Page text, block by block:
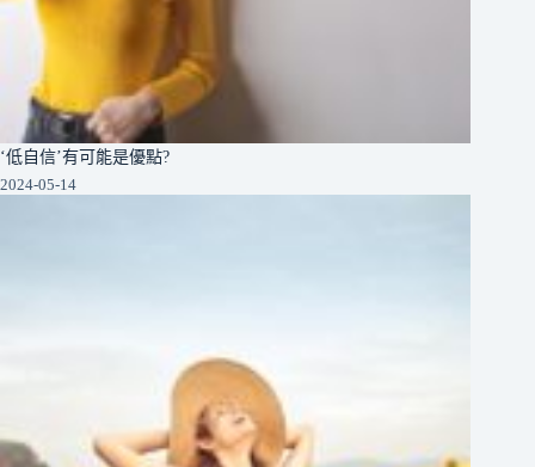
‘低自信’有可能是優點?
2024-05-14